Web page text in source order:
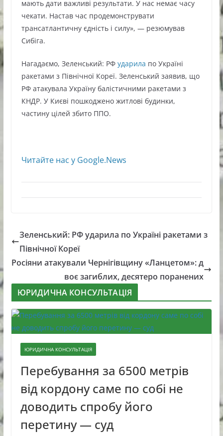
мають дати важливі результати. У нас немає часу
чекати. Настав час продемонструвати
трансатлантичну єдність і силу», — резюмував
Сибіга.
Нагадаємо, Зеленський: РФ ударила по Україні
ракетами з Північної Кореї. Зеленський заявив, що
РФ атакувала Україну балістичними ракетами з
КНДР. У Києві пошкоджено житлові будинки,
частину цілей збито ППО.
Читайте нас у Google.News
Зеленський: РФ ударила по Україні ракетами з
Північної Кореї
Росіяни атакували Чернігівщину «Ланцетом»: д
воє загиблих, десятеро поранених
ЮРИДИЧНА КОНСУЛЬТАЦІЯ
ЮРИДИЧНА КОНСУЛЬТАЦІЯ
Перебування за 6500 метрів
від кордону саме по собі не
доводить спробу його
перетину — суд